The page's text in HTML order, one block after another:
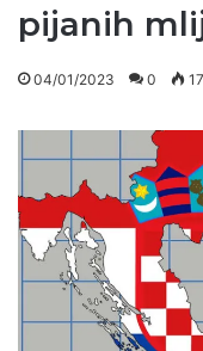
pijanih
04/01/2023 0